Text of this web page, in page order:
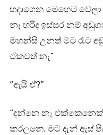
හදාගෙන මෙහෙට
නෑ හරිද ඉස්සර නම්
මහන්සි උනත් මට රෑට
ඒකවත් නෑ”
“ඇයි ඒ?”
“දන්නෙ නෑ
කරලනෙ. මට දැන් ඇස්